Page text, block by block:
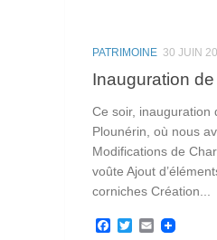
PATRIMOINE 30 JUIN
Inauguration
Ce soir, inauguration
Plounérin, où nous
Modifications de
voûte Ajout
corniches Création...
Facebook
Twitter
Email